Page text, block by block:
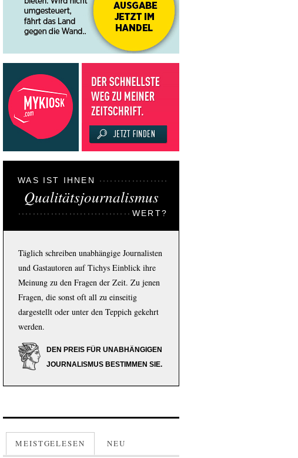
WAS IST IHNEN
Qualitätsjournalismus
WERT?
Täglich schreiben unabhängige Journalisten
und Gastautoren auf Tichys Einblick ihre
Meinung zu den Fragen der Zeit. Zu jenen
Fragen, die sonst oft all zu einseitig
dargestellt oder unter den Teppich gekehrt
werden.
DEN PREIS FÜR UNABHÄNGIGEN
JOURNALISMUS BESTIMMEN SIE.
MEISTGELESEN NEU